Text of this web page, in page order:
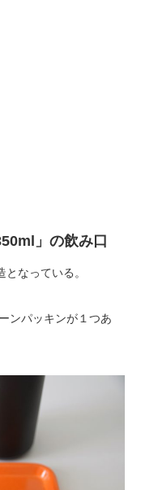
」の飲み口
となっている。
ンパッキンが１つあ